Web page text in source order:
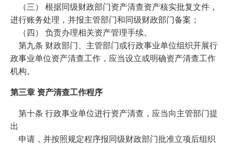
（三） 根据同级财政部门资产清查资产核实批复文件，
进行账务处理，并报主管部门和同级财政部门备案；
（四） 负责办理相关资产管理手续。
第九条 财政部门、主管部门或行政事业单位组织开展行
政事业单位资产清查工作，应当设立或明确资产清查工作
机构。
第三章 资产清查工作程序
第十条 行政事业单位进行资产清查，应当向主管部门提
出
申请，并按照规定程序报同级财政部门批准立项后组织